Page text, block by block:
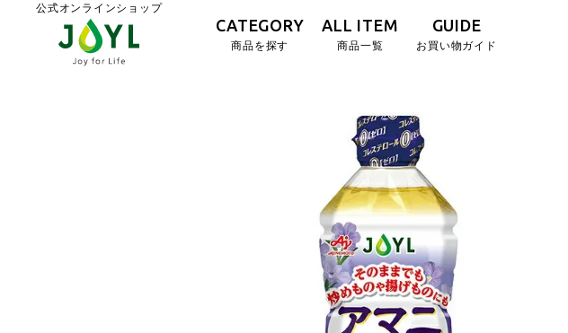
公式オンラインショップ
CATEGORY
商品を探す
ALL ITEM
商品一覧
GUIDE
お買い物ガイド